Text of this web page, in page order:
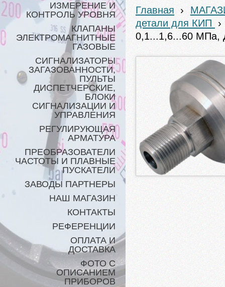
ИЗМЕРЕНИЕ И
КОНТРОЛЬ УРОВНЯ
КЛАПАНЫ
ЭЛЕКТРОМАГНИТНЫЕ
ГАЗОВЫЕ
СИГНАЛИЗАТОРЫ
ЗАГАЗОВАННОСТИ,
ПУЛЬТЫ
ДИСПЕТЧЕРСКИЕ,
БЛОКИ
СИГНАЛИЗАЦИИ И
УПРАВЛЕНИЯ
РЕГУЛИРУЮЩАЯ
АРМАТУРА
ПРЕОБРАЗОВАТЕЛИ
ЧАСТОТЫ И ПЛАВНЫЕ
ПУСКАТЕЛИ
ЗАВОДЫ ПАРТНЕРЫ
НАШ МАГАЗИН
КОНТАКТЫ
РЕФЕРЕНЦИИ
ОПЛАТА И
ДОСТАВКА
ФОТО С
ОПИСАНИЕМ
ПРИБОРОВ
Главная ›
детали для КИП ›
0,1...1,6...60 МПа,